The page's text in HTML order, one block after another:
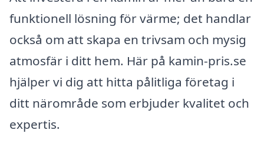
funktionell lösning för värme; det handlar
också om att skapa en trivsam och mysig
atmosfär i ditt hem. Här på kamin-pris.se
hjälper vi dig att hitta pålitliga företag i
ditt närområde som erbjuder kvalitet och
expertis.